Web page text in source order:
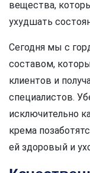
вещества,
ухудшать
Сегодня мы с
составом,
клиентов и
специалистов.
исключительно
крема
ей здоровый и